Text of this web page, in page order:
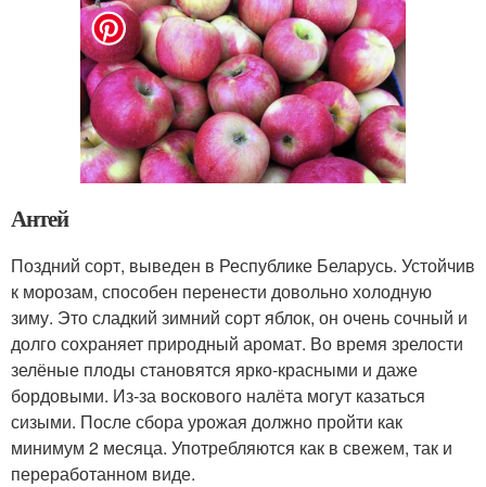
Антей
Поздний сорт, выведен в Республике Беларусь. Устойчив
к морозам, способен перенести довольно холодную
зиму. Это сладкий зимний сорт яблок, он очень сочный и
долго сохраняет природный аромат. Во время зрелости
зелёные плоды становятся ярко-красными и даже
бордовыми. Из-за воскового налёта могут казаться
сизыми. После сбора урожая должно пройти как
минимум 2 месяца. Употребляются как в свежем, так и
переработанном виде.